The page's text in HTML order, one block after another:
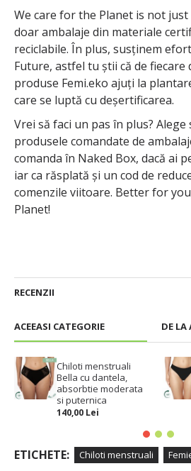
ACEEASI CATEGORIE DE LA
Chiloti menstruali
Bella cu dantela,
absorbtie moderata
si puternica
140,00 Lei
We care for the Planet is not
doar ambalaje din materiale
reciclabile. În plus, susținem
Future, astfel tu știi că de fiecare
produse Femi.eko ajuți la
care se luptă cu deșertificarea.
Vrei să faci un pas în plus? Alege
produsele comandate de
comanda în Naked Box, dacă ai
iar ca răsplată și un cod de
comenzile viitoare. Better for
Planet!
RECENZII
ETICHETE: Chiloti menstruali